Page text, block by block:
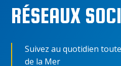
RÉSEAUX
Suivez au quotidien
de la Mer